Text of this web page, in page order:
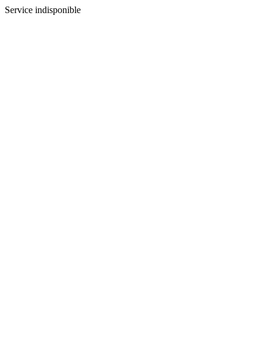
Service indisponible